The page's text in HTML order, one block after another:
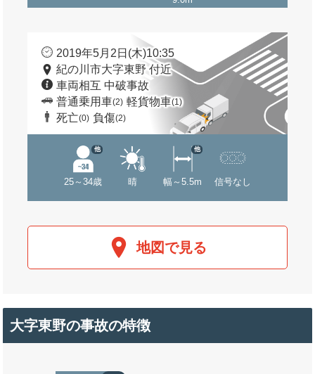
2019年5月2日(木)10:35
紀の川市大字東野 付近
車両相互 中破事故
普通乗用車(2) 軽貨物車(1)
死亡(0) 負傷(2)
25～34歳
他
晴 幅～5.5m
他
信号なし
地図で見る
大字東野の事故の特徴